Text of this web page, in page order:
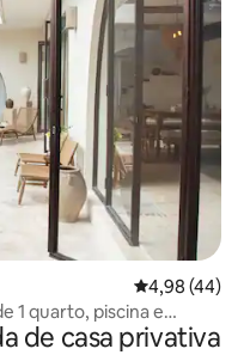
4,98 de uma
4,98 (44)
1 quarto, piscina e
de casa privativa